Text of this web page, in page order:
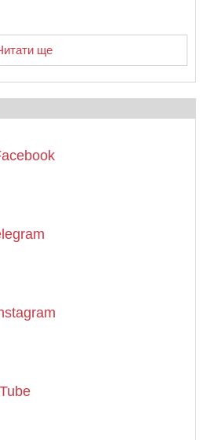
ще